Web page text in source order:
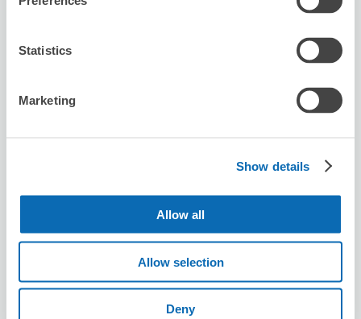
Statistics
Marketing
Show details
Allow all
Allow selection
Deny
行李箱尺寸
Big Echo Nishi Shinjuku Centre Store
10:00〜20:00